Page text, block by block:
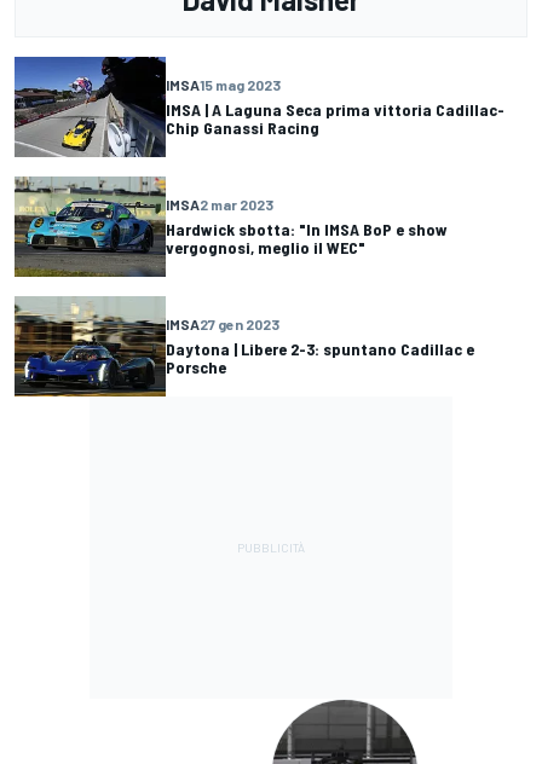
IMSA15 mag 2023
IMSA | A Laguna Seca prima vittoria Cadillac-
Chip Ganassi Racing
IMSA2 mar 2023
Hardwick sbotta: "In IMSA BoP e show
vergognosi, meglio il WEC"
IMSA27 gen 2023
Daytona | Libere 2-3: spuntano Cadillac e
Porsche